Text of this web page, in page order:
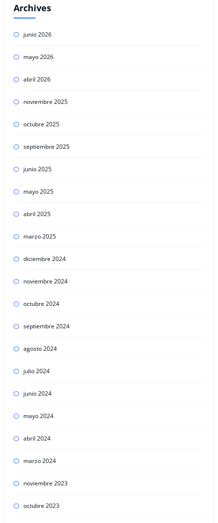
Archives
junio 2026
mayo 2026
abril 2026
noviembre 2025
octubre 2025
septiembre 2025
junio 2025
mayo 2025
abril 2025
marzo 2025
diciembre 2024
noviembre 2024
octubre 2024
septiembre 2024
agosto 2024
julio 2024
junio 2024
mayo 2024
abril 2024
marzo 2024
noviembre 2023
octubre 2023